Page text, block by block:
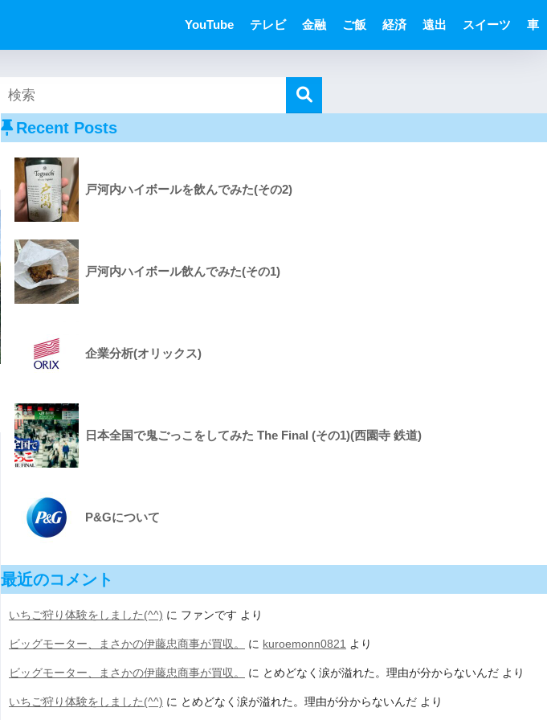
YouTube テレビ 金融 ご飯 経済 遠出 スイーツ 車
Recent Posts
戸河内ハイボールを飲んでみた(その2)
戸河内ハイボール飲んでみた(その1)
企業分析(オリックス)
日本全国で鬼ごっこをしてみた The Final (その1)(西園寺 鉄道)
P&Gについて
最近のコメント
いちご狩り体験をしました(^^) に ファンです より
ビッグモーター、まさかの伊藤忠商事が買収。 に kuroemonn0821 より
ビッグモーター、まさかの伊藤忠商事が買収。 に とめどなく涙が溢れた。理由が分からないんだ より
いちご狩り体験をしました(^^) に とめどなく涙が溢れた。理由が分からないんだ より